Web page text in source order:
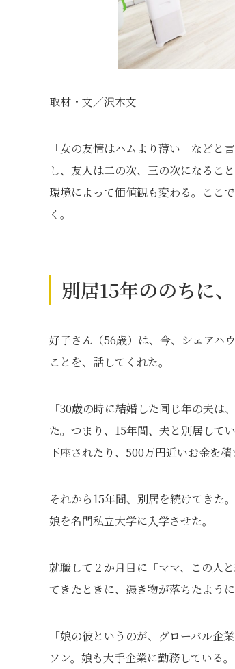
取材・文／沢木文
「女の友情はハムより薄い」など
し、友人は二の次、三の次になるこ
環境によって価値観も変わる。ここ
く。
別居15年ののちに
好子さん（56歳）は、今、シェアハ
ことを、話してくれた。
「30歳の時に結婚した同じ年の夫
た。つまり、15年間、夫と別居して
下座されたり、500万円近いお金を
それから15年間、別居を続けてきた
娘を名門私立大学に入学させた。
就職して２か月目に「ママ、この人
てきたときに、憑き物が落ちたよう
「娘の彼というのが、グローバル企
ソン。娘も大手企業に勤務している